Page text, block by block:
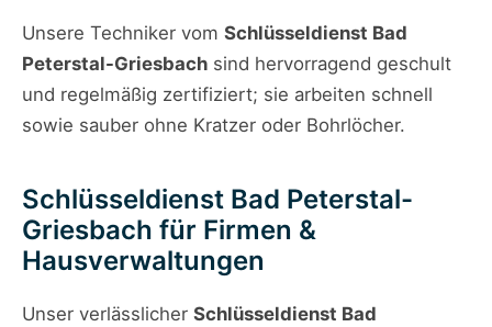
Unsere Techniker vom Schlüsseldienst Bad
Peterstal-Griesbach sind hervorragend geschult
und regelmäßig zertifiziert; sie arbeiten schnell
sowie sauber ohne Kratzer oder Bohrlöcher.
Schlüsseldienst Bad Peterstal-
Griesbach für Firmen &
Hausverwaltungen
Unser verlässlicher Schlüsseldienst Bad